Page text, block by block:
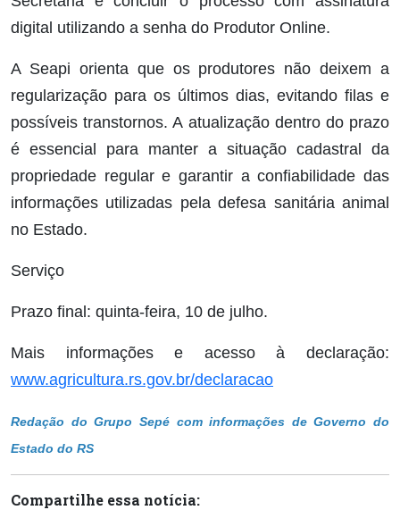
digital utilizando a senha do Produtor Online.
A Seapi orienta que os produtores não deixem a
regularização para os últimos dias, evitando filas e
possíveis transtornos. A atualização dentro do prazo
é essencial para manter a situação cadastral da
propriedade regular e garantir a confiabilidade das
informações utilizadas pela defesa sanitária animal
no Estado.
Serviço
Prazo final: quinta-feira, 10 de julho.
Mais informações e acesso à declaração:
www.agricultura.rs.gov.br/declaracao
Redação do Grupo Sepé com informações de Governo do
Estado do RS
Compartilhe essa notícia: